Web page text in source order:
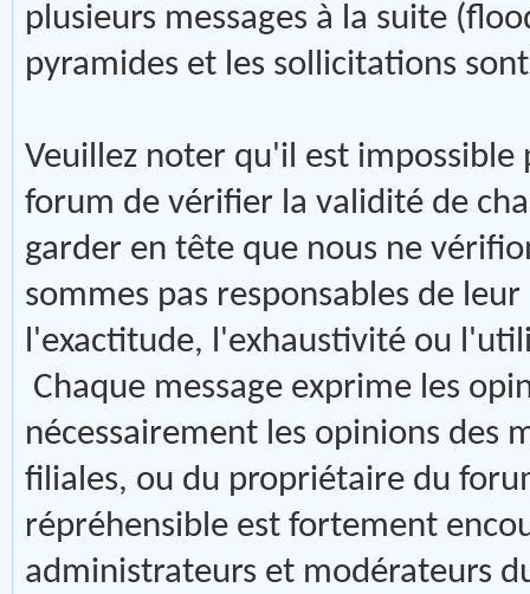
plusieurs messages à la suite
pyramides et les sollicitations
Veuillez noter qu'il est
forum de vérifier la validité de
garder en tête que nous ne
sommes pas responsables de
l'exactitude, l'exhaustivité ou
Chaque message exprime les
nécessairement les opinions des
filiales, ou du propriétaire du
répréhensible est fortement
administrateurs et modérateurs